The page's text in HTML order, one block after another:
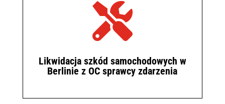

Likwidacja szkód samochodowych w
Berlinie z OC sprawcy zdarzenia